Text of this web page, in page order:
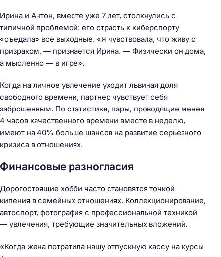
Ирина и Антон, вместе уже 7 лет, столкнулись с
типичной проблемой: его страсть к киберспорту
«съедала» все выходные. «Я чувствовала, что живу с
призраком, — признается Ирина. — Физически он дома,
а мысленно — в игре».
Когда на личное увлечение уходит львиная доля
свободного времени, партнер чувствует себя
заброшенным. По статистике, пары, проводящие менее
4 часов качественного времени вместе в неделю,
имеют на 40% больше шансов на развитие серьезного
кризиса в отношениях.
Финансовые разногласия
Дорогостоящие хобби часто становятся точкой
кипения в семейных отношениях. Коллекционирование,
автоспорт, фотография с профессиональной техникой
— увлечения, требующие значительных вложений.
«Когда жена потратила нашу отпускную кассу на курсы